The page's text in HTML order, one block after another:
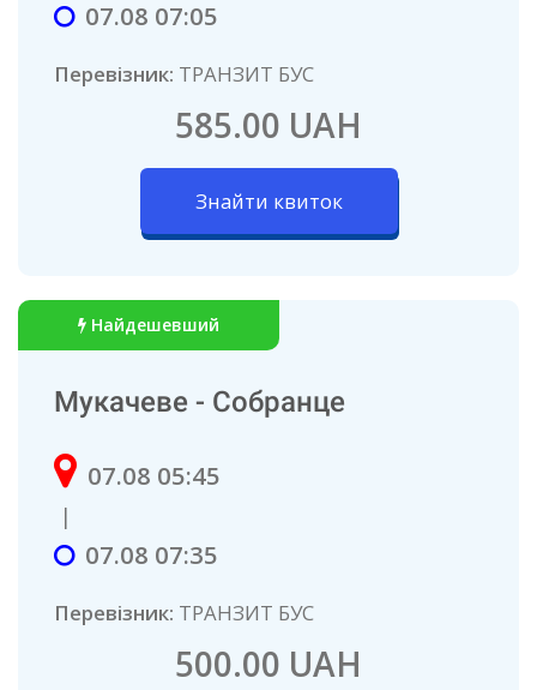
07.08 07:05
Перевізник: ТРAНЗИТ БУC
Знайти квиток
585.00 UAH
Найдешевший
Мукачеве - Собранце
07.08 05:45
|
07.08 07:35
Перевізник: ТРАНЗИТ БУС
500.00 UAH